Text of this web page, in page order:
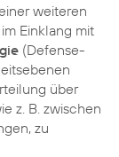
weiteren
Einklang mit
(Defense-
über
z. B. zwischen
zu